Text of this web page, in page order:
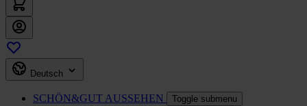
Deutsch
SCHÖN&GUT AUSSEHEN Toggle submenu